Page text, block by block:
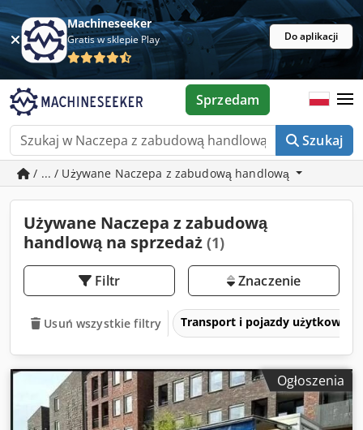
Machineseeker
Gratis w sklepie Play Do aplikacji
Szukaj
Sprzedam
/ ... / Używane Naczepa z zabudową handlową
Używane Naczepa z zabudową
handlową na sprzedaż (1)
Filtr Znaczenie
Usuń wszystkie filtry Transport i pojazdy użytkowe
Ogłoszenia